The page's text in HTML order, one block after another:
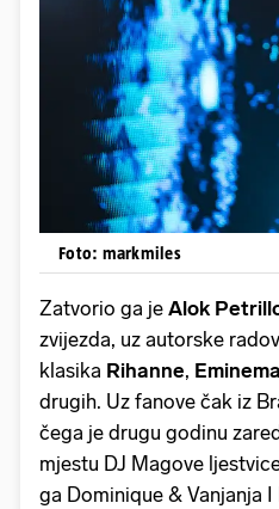
Foto: markmiles
Zatvorio ga je Alok
zvijezda, uz autorske
klasika Rihanne, Eminema
drugih. Uz fanove čak iz
čega je drugu godinu
mjestu DJ Magove
ga Dominique & Vanjanja I